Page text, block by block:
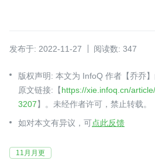
发布于: 2022-11-27 阅读数: 347
版权声明: 本文为 InfoQ 作者【乔乔】
原文链接:【https://xie.infoq.cn/
3207】。未经作者许可，禁止转载。
如对本文有异议，可点此反馈
11月月更